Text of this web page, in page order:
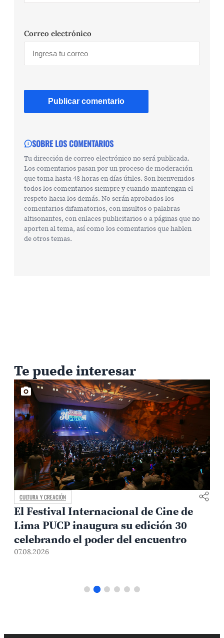
Correo electrónico
SOBRE LOS COMENTARIOS
Tu dirección de correo electrónico no será publicada.
Los comentarios pasan por un proceso de moderación
que toma hasta 48 horas en días útiles. Son bienvenidos
todos los comentarios siempre y cuando mantengan el
respeto hacia los demás. No serán aprobados los
comentarios difamatorios, con insultos o palabras
altisonantes, con enlaces publicitarios o a páginas que no
aporten al tema, así como los comentarios que hablen
de otros temas.
Te puede interesar
CULTURA Y CREACIÓN
El Festival Internacional de Cine de
Lima PUCP inaugura su edición 30
celebrando el poder del encuentro
07.08.2026